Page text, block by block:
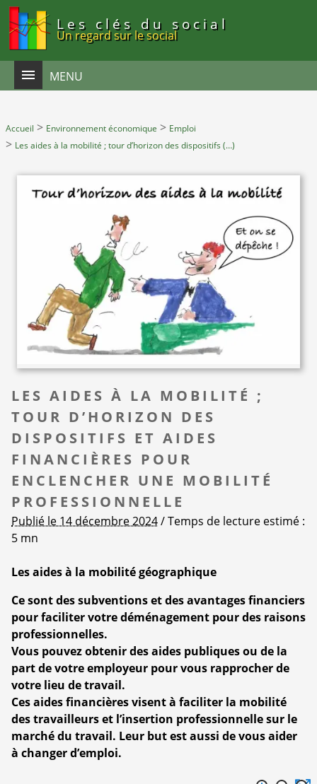
Les clés du social
Un regard sur le social
MENU
Accueil > Environnement économique > Emploi
> Les aides à la mobilité ; tour d’horizon des dispositifs (…)
LES AIDES À LA MOBILITÉ ;
TOUR D’HORIZON DES
DISPOSITIFS ET AIDES
FINANCIÈRES POUR
ENCLENCHER UNE MOBILITÉ
PROFESSIONNELLE
Publié le 14 décembre 2024/ Temps de lecture estimé :
5 mn
Les aides à la mobilité géographique
Ce sont des subventions et des avantages financiers
pour faciliter votre déménagement pour des raisons
professionnelles.
Vous pouvez obtenir des aides publiques ou de la
part de votre employeur pour vous rapprocher de
votre lieu de travail.
Ces aides financières visent à faciliter la mobilité
des travailleurs et l’insertion professionnelle sur le
marché du travail. Leur but est aussi de vous aider
à changer d’emploi.
Panneau de gestion des cookies